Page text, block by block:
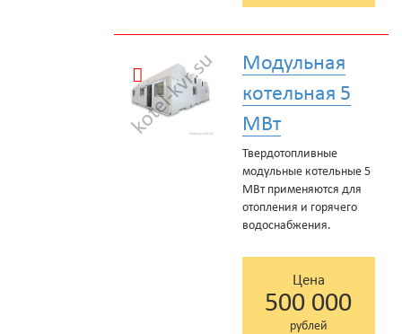
Модульная
котельная 5
МВт
Твердотопливные
модульные котельные 5
МВт применяются для
отопления и горячего
водоснабжения.
Цена
500 000
рублей